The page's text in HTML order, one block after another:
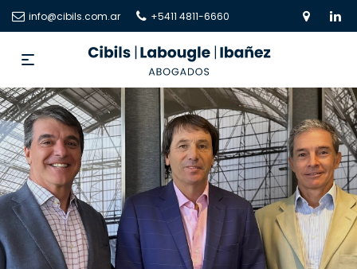
info@cibils.com.ar +5411 4811-6660